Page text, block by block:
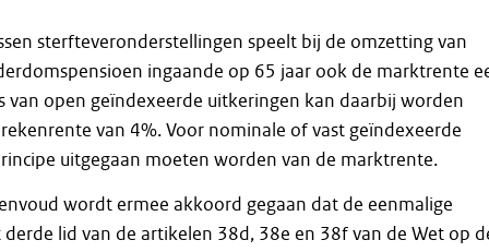
sterfteveronderstellingen speelt bij de omzetting van
ingaande op 65 jaar ook de marktrente
van open geïndexeerde uitkeringen kan daarbij worden
van 4%. Voor nominale of vast geïndexeerde
uitgegaan moeten worden van de marktrente.
wordt ermee akkoord gegaan dat de eenmalige
lid van de artikelen 38d, 38e en 38f van de Wet op